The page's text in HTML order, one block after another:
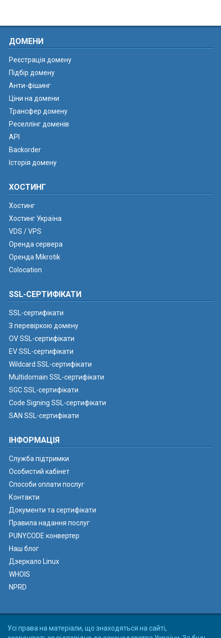
ДОМЕНИ
Реєстрація домену
Підбір домену
Анти-фішинг
Ціни на домени
Трансфер домену
Реселлінг доменів
API
Backorder
Історія домену
ХОСТИНГ
Хостинг
Хостинг Україна
VDS / VPS
Оренда сервера
Оренда Mikrotik
Colocation
SSL-СЕРТИФІКАТИ
SSL-сертифікати
З перевіркою домену
OV SSL-сертифікати
EV SSL-сертифікати
Wildcard SSL-сертифікати
Multidomain SSL-сертифікати
SGC SSL-сертифікати
Code Signing SSL-сертифікати
SAN SSL-сертифікати
ІНФОРМАЦІЯ
Служба підтримки
Особистий кабінет
Способи оплати послуг
Контакти
Документи та сертифікати
Правила надання послуг
PUNYCODE конвертер
Наш блог
Дзеркало Linux
WHOIS
NPRD
Усі права на матеріали, що знаходяться на сайті,